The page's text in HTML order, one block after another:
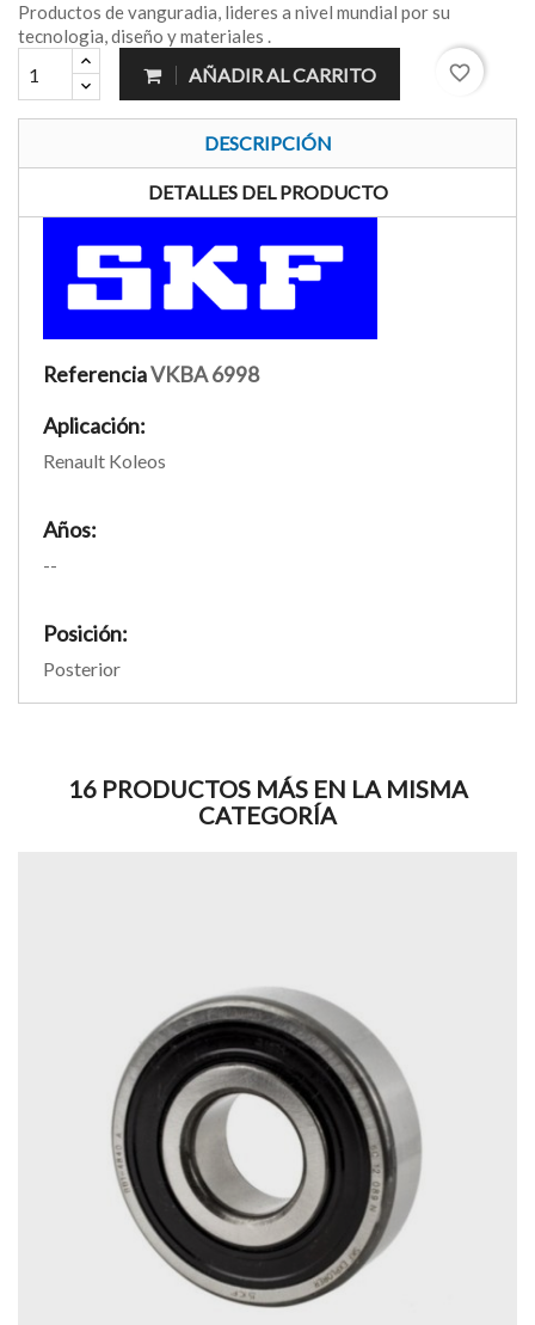
Productos de vanguradia, lideres a nivel mundial por su
tecnologia, diseño y materiales .
AÑADIR AL CARRITO favorite_border
DESCRIPCIÓN
DETALLES DEL PRODUCTO
ReferenciaVKBA 6998
Aplicación:
Renault Koleos
Años:
--
Posición:
Posterior
16 PRODUCTOS MÁS EN LA MISMA
CATEGORÍA